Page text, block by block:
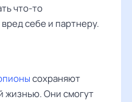
что-то
себе и партнеру.
сохраняют
жизнью. Они смогут